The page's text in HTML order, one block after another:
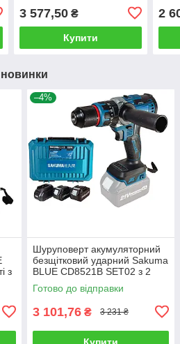
комплекті
3 577,50₴
Купити
2
новинки
з
–4%
Шуруповерт акумуляторний
безщітковий ударний Sakuma
BLUE CD8521B SET02 з 2
АКБ та зарядним пристроєм
Готово до відправки
3 101,76 ₴ 3 231 ₴